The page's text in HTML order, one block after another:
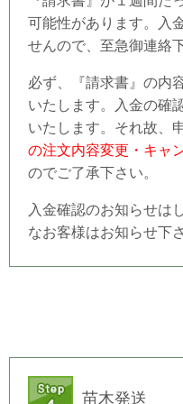
可能性があります。入
せんので、至急御連絡
必ず、『請求書』の内
いたします。入金の確
いたします。それ故、
の注文内容変更・キャ
のでご了承下さい。
入金確認のお知らせは
なお客様はお知らせ下
苗木発送